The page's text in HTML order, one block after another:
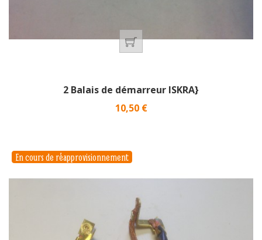
2 Balais de démarreur ISKRA}
Prix
10,50 €
En cours de réapprovisionnement